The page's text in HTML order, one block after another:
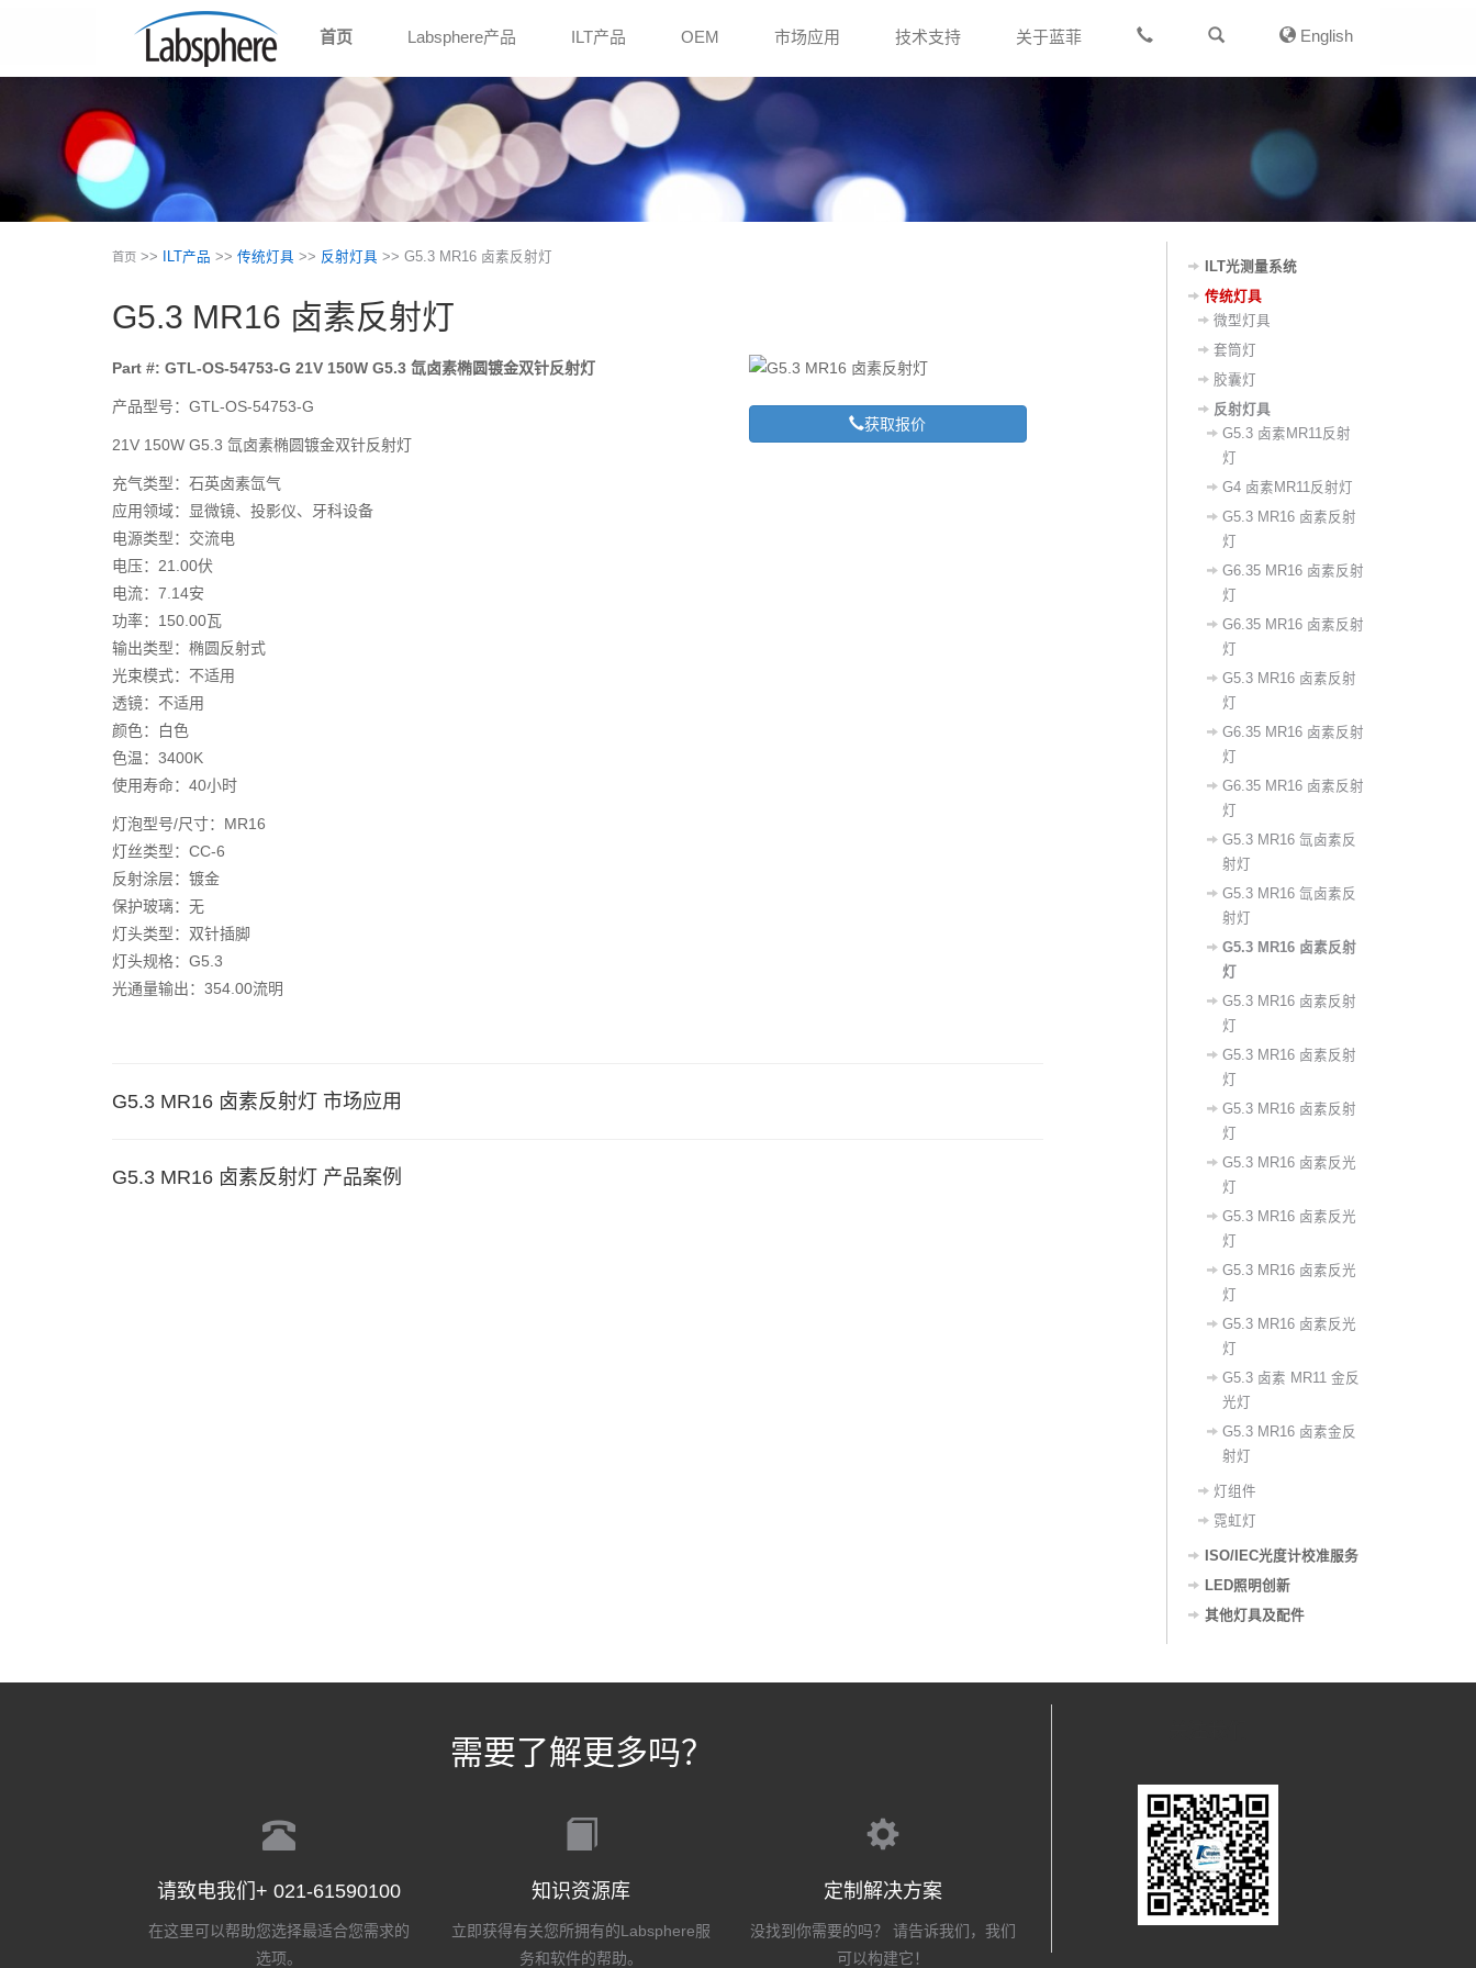
首页 Labsphere产品 ILT产品 OEM 市场应用 技术支持 关于蓝菲 English
首页 >> ILT产品 >> 传统灯具 >> 反射灯具 >> G5.3 MR16 卤素反射灯
G5.3 MR16 卤素反射灯
获取报价
Part #: GTL-OS-54753-G 21V 150W G5.3 氙卤素椭圆镀金双针反射灯
产品型号：GTL-OS-54753-G
21V 150W G5.3 氙卤素椭圆镀金双针反射灯
充气类型：石英卤素氙气
应用领域：显微镜、投影仪、牙科设备
电源类型：交流电
电压：21.00伏
电流：7.14安
功率：150.00瓦
输出类型：椭圆反射式
光束模式：不适用
透镜：不适用
颜色：白色
色温：3400K
使用寿命：40小时
灯泡型号/尺寸：MR16
灯丝类型：CC-6
反射涂层：镀金
保护玻璃：无
灯头类型：双针插脚
灯头规格：G5.3
光通量输出：354.00流明
G5.3 MR16 卤素反射灯 市场应用
G5.3 MR16 卤素反射灯 产品案例
ILT光测量系统
传统灯具
微型灯具
套筒灯
胶囊灯
反射灯具
G5.3 卤素MR11反射
灯
G4 卤素MR11反射灯
G5.3 MR16 卤素反射
灯
G6.35 MR16 卤素反射
灯
G6.35 MR16 卤素反射
灯
G5.3 MR16 卤素反射
灯
G6.35 MR16 卤素反射
灯
G6.35 MR16 卤素反射
灯
G5.3 MR16 氙卤素反
射灯
G5.3 MR16 氙卤素反
射灯
G5.3 MR16 卤素反射
灯
G5.3 MR16 卤素反射
灯
G5.3 MR16 卤素反射
灯
G5.3 MR16 卤素反射
灯
‌G5.3 MR16 卤素反光
灯‌
​G5.3 MR16 卤素反光
灯
G5.3 MR16 卤素反光
灯
G5.3 MR16 卤素反光
灯
G5.3 卤素 MR11 金反
光灯
G5.3 MR16 卤素金反
射灯
灯组件
霓虹灯
ISO/IEC光度计校准服务
LED照明创新
其他灯具及配件
需要了解更多吗？
请致电我们+ 021-61590100
在这里可以帮助您选择最适合您需求的
选项。
知识资源库
立即获得有关您所拥有的Labsphere服
务和软件的帮助。
定制解决方案
没找到你需要的吗？ 请告诉我们，我们
可以构建它！